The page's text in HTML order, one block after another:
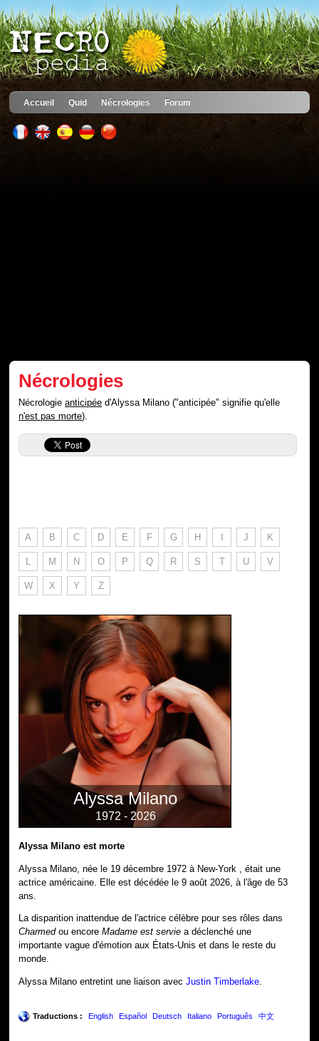
Accueil Quid Nécrologies Forum
Nécrologies
Nécrologieanticipée d'Alyssa Milano ("anticipée" signifie qu'elle
n'est pas morte).
A B C D E F G H I J K
L M N O P Q R S T U V
W X Y Z
Alyssa Milano
1972 - 2026
Alyssa Milano est morte
Alyssa Milano, née le 19 décembre 1972 à New-York , était une
actrice américaine. Elle est décédée le 9 août 2026, à l'âge de 53
ans.
La disparition inattendue de l'actrice célèbre pour ses rôles dans
Charmedou encoreMadame est servie a déclenché une
importante vague d'émotion aux États-Unis et dans le reste du
monde.
Alyssa Milano entretint une liaison avecJustin Timberlake.
Traductions : English Español Deutsch Italiano Português 中文